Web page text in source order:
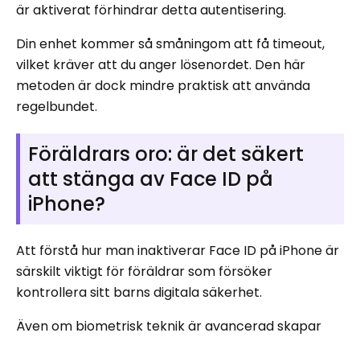
är aktiverat förhindrar detta autentisering.
Din enhet kommer så småningom att få timeout,
vilket kräver att du anger lösenordet. Den här
metoden är dock mindre praktisk att använda
regelbundet.
Föräldrars oro: är det säkert
att stänga av Face ID på
iPhone?
Att förstå hur man inaktiverar Face ID på iPhone är
särskilt viktigt för föräldrar som försöker
kontrollera sitt barns digitala säkerhet.
Även om biometrisk teknik är avancerad skapar